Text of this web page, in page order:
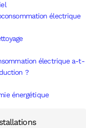
électrique
électrique a-t-
?
énergétique